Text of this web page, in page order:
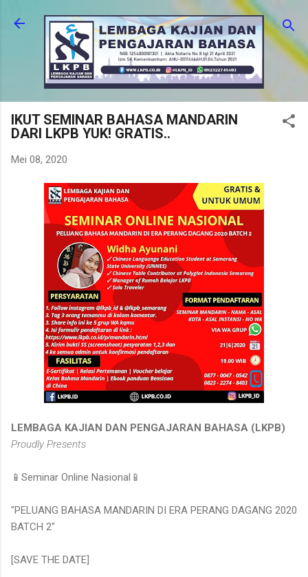
Langsung ke konten utama
IKUT SEMINAR BAHASA MANDARIN
DARI LKPB YUK! GRATIS..
Mei 08, 2020
LEMBAGA KAJIAN DAN PENGAJARAN BAHASA (LKPB)
Proudly Presents
📱Seminar Online Nasional📱
"PELUANG BAHASA MANDARIN DI ERA PERANG DAGANG 2020
BATCH 2"
[SAVE THE DATE]